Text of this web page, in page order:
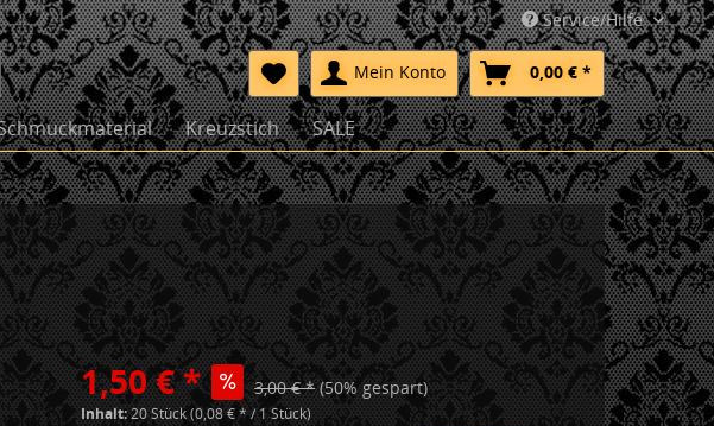
Service/Hilfe
Mein Konto 0,00 € *
Kreuzstich SALE
1,50 € * 3,00 € * (50% gespart)
Inhalt:20 Stück (0,08 € * / 1 Stück)